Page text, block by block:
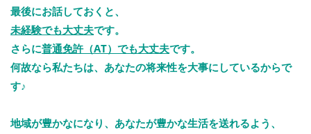
最後にお話しておくと、
未経験でも大丈夫です。
さらに普通免許（AT）でも大丈夫です。
何故なら私たちは、あなたの将来性を大事にしているからで
す♪
地域が豊かなになり、あなたが豊かな生活を送れるよう、